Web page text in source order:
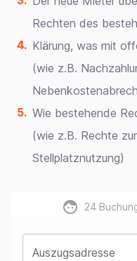
Rechten des
Klärung, was mit
(wie z.B.
Wie bestehende
(wie z.B. Rechte
Stellplatznutzung)
24
Auszugsadresse